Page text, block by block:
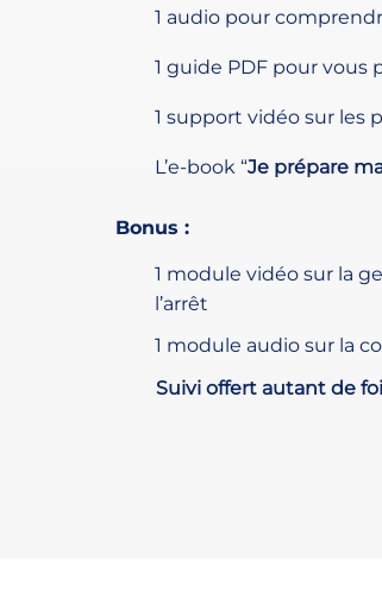
1 audio pour
1 guide PDF pour vous
1 support vidéo sur les
L’e-book “Je prépare
Bonus :
1 module vidéo sur la
l’arrêt
1 module audio sur la
Suivi offert autant de